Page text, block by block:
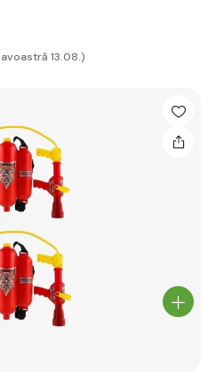
13.08.)